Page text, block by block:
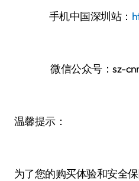
手机中国深圳站：
微信公众号：sz-
温馨提示：
为了您的购买体验和安全